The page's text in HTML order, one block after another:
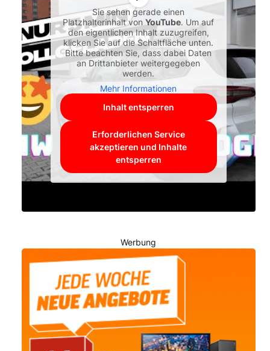
Sie sehen gerade einen
Platzhalterinhalt vonYouTube. Um auf
den eigentlichen Inhalt zuzugreifen,
klicken Sie auf die Schaltfläche unten.
Bitte beachten Sie, dass dabei Daten
an Drittanbieter weitergegeben
werden.
Mehr Informationen
Inhalt entsperren
Erforderlichen Service
akzeptieren und Inhalte
entsperren
Werbung